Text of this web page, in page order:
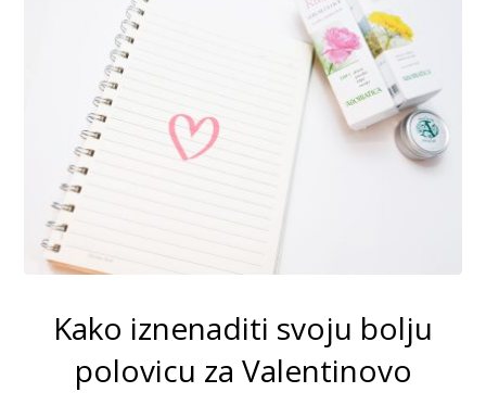
Kako iznenaditi svoju bolju
polovicu za Valentinovo